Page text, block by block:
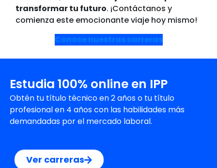
transformar tu futuro. ¡Contáctanos y
comienza este emocionante viaje hoy mismo!
Conoce nuestras carreras
Estudia 100% online en IPP
Obtén tu título técnico en 2 años o tu título
profesional en 4 años con las habilidades más
demandadas por el mercado laboral.
Ver carreras